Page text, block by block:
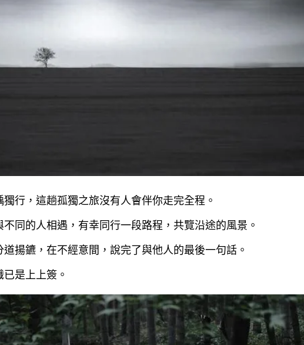
行，這趟孤獨之旅沒有人會伴你走完全程。
同的人相遇，有幸同行一段路程，共覽沿途的風景。
揚鑣，在不經意間，說完了與他人的最後一句話。
是上上簽。